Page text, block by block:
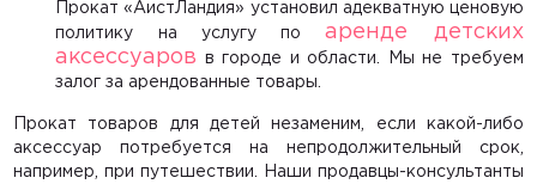
Прокат «АистЛандия» установил адекватную ценовую
политику на услугу поаренде детских
аксессуаров
в городе и области. Мы не требуем
залог за арендованные товары.
Прокат товаров для детей незаменим, если какой-либо
аксессуар потребуется на непродолжительный срок,
например, при путешествии. Наши продавцы-консультанты